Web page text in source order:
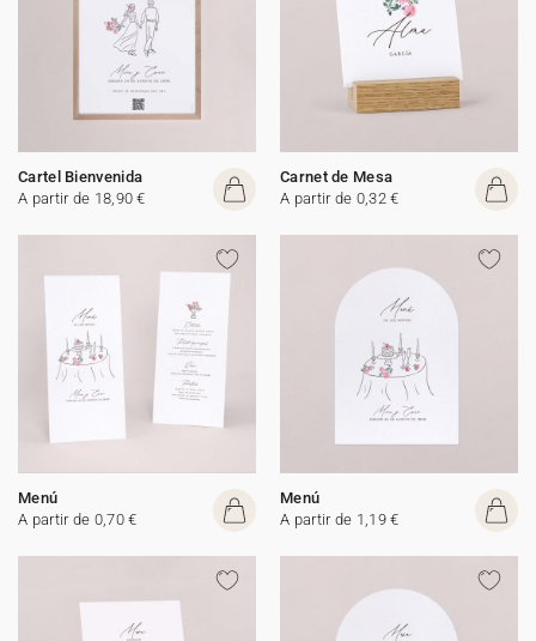
Cartel Bienvenida
A partir de 18,90 €
Carnet de Mesa
A partir de 0,32 €
Menú
A partir de 0,70 €
Menú
A partir de 1,19 €